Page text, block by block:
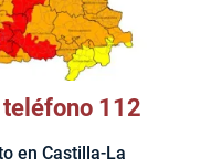
112
en Castilla-La